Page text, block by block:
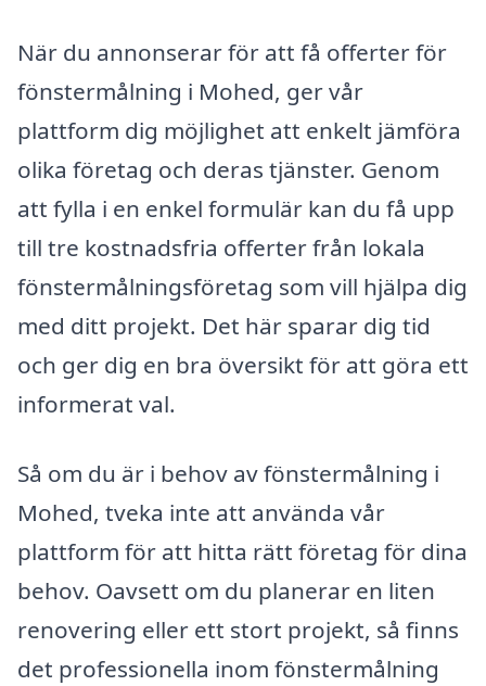
När du annonserar för att få offerter för
fönstermålning i Mohed, ger vår
plattform dig möjlighet att enkelt jämföra
olika företag och deras tjänster. Genom
att fylla i en enkel formulär kan du få upp
till tre kostnadsfria offerter från lokala
fönstermålningsföretag som vill hjälpa dig
med ditt projekt. Det här sparar dig tid
och ger dig en bra översikt för att göra ett
informerat val.
Så om du är i behov av fönstermålning i
Mohed, tveka inte att använda vår
plattform för att hitta rätt företag för dina
behov. Oavsett om du planerar en liten
renovering eller ett stort projekt, så finns
det professionella inom fönstermålning